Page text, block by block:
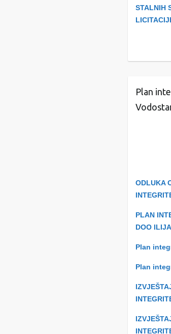
STALNIH
Plan
ODLUKA
PLAN
DOO
Plan
Plan